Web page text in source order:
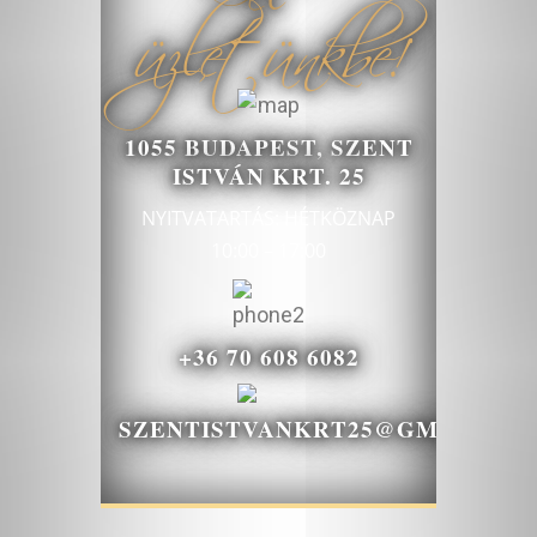
üzletünkbe!
1055 BUDAPEST, SZENT
ISTVÁN KRT. 25
NYITVATARTÁS: HÉTKÖZNAP
+36 70 608 6082